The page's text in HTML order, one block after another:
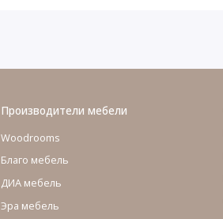
Производители мебели
Woodrooms
Благо мебель
ДИА мебель
Эра мебель